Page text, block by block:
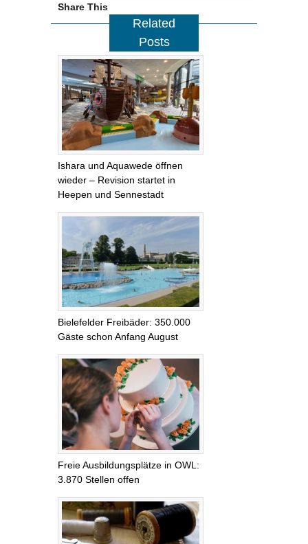
Share This
Related
Posts
Ishara und Aquawede öffnen
wieder – Revision startet in
Heepen und Sennestadt
Bielefelder Freibäder: 350.000
Gäste schon Anfang August
Freie Ausbildungsplätze in OWL:
3.870 Stellen offen